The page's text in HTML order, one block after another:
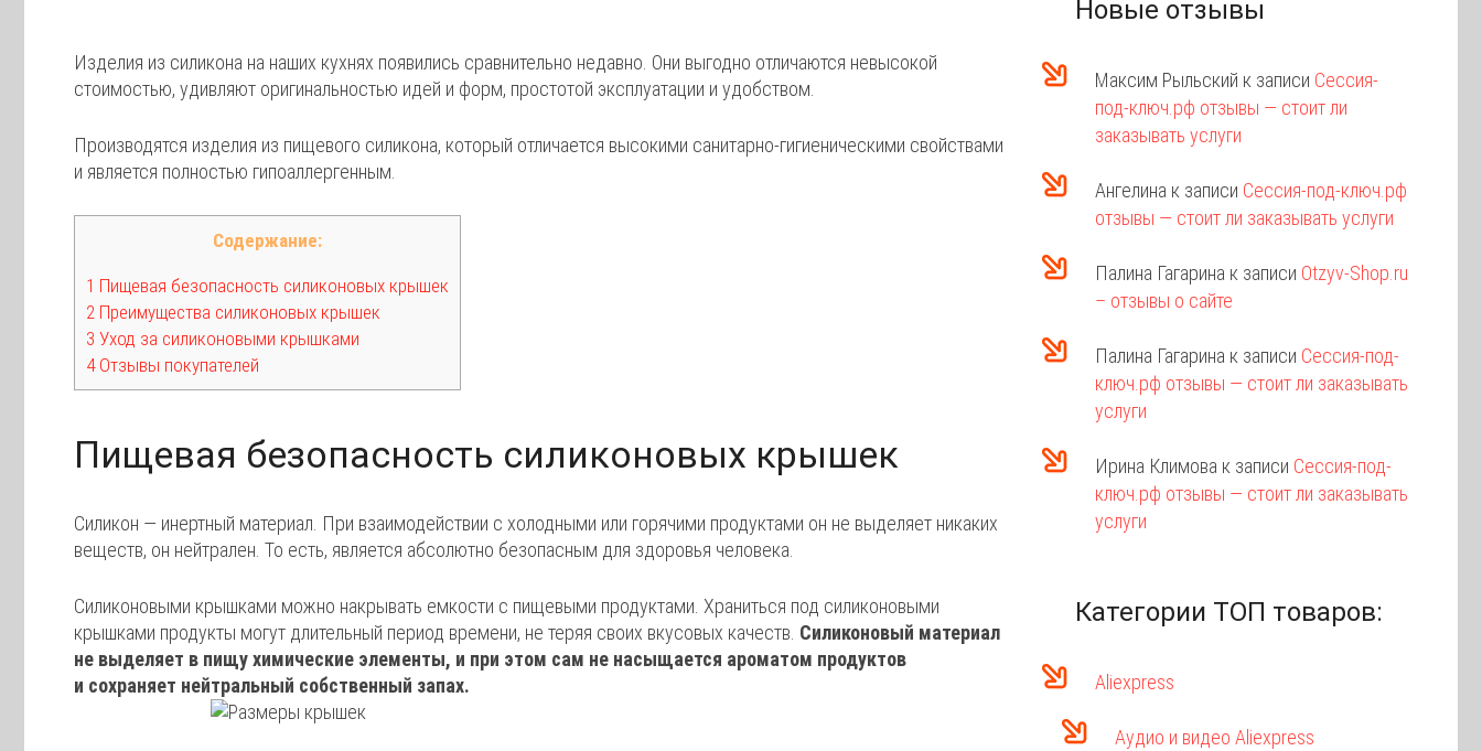
Изделия из силикона на наших кухнях появились сравнительно недавно. Они выгодно отличаются невысокой
стоимостью, удивляют оригинальностью идей и форм, простотой эксплуатации и удобством.
Производятся изделия из пищевого силикона, который отличается высокими санитарно-гигиеническими свойствами
и является полностью гипоаллергенным.
Содержание:
1 Пищевая безопасность силиконовых крышек
2 Преимущества силиконовых крышек
3 Уход за силиконовыми крышками
4 Отзывы покупателей
Пищевая безопасность силиконовых крышек
Силикон — инертный материал. При взаимодействии с холодными или горячими продуктами он не выделяет никаких
веществ, он нейтрален. То есть, является абсолютно безопасным для здоровья человека.
Силиконовыми крышками можно накрывать емкости с пищевыми продуктами. Храниться под силиконовыми
крышками продукты могут длительный период времени, не теряя своих вкусовых качеств. Силиконовый материал
не выделяет в пищу химические элементы, и при этом сам не насыщается ароматом продуктов
и сохраняет нейтральный собственный запах.
Новые отзывы
Максим Рыльский к записи Сессия-
под-ключ.рф отзывы — стоит ли
заказывать услуги
Ангелина к записи Сессия-под-ключ.рф
отзывы — стоит ли заказывать услуги
Палина Гагарина к записи Otzyv-Shop.ru
– отзывы о сайте
Палина Гагарина к записи Сессия-под-
ключ.рф отзывы — стоит ли заказывать
услуги
Ирина Климова к записи Сессия-под-
ключ.рф отзывы — стоит ли заказывать
услуги
Категории ТОП товаров:
Aliexpress
Аудио и видео Aliexpress